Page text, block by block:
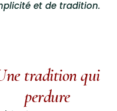
et de tradition.
tradition qui
perdure